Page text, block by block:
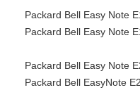
Packard Bell Easy Note
Packard Bell Easy Note
Packard Bell Easy Note
Packard Bell EasyNote